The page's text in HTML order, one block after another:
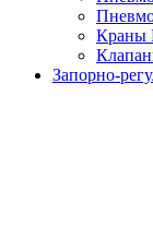
Краны
Запорно-